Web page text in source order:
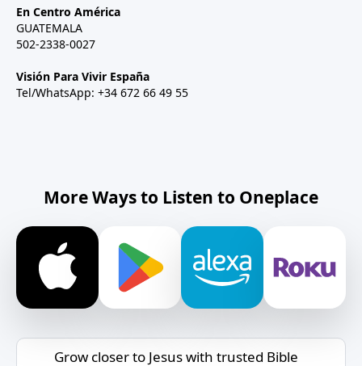
En Centro América
GUATEMALA
502-2338-0027
Visión Para Vivir España
Tel/WhatsApp: +34 672 66 49 55
More Ways to Listen to Oneplace
Grow closer to Jesus with trusted Bible